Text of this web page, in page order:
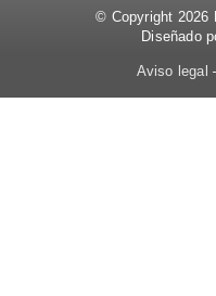
© Copyright 2026
Diseñado
Aviso legal